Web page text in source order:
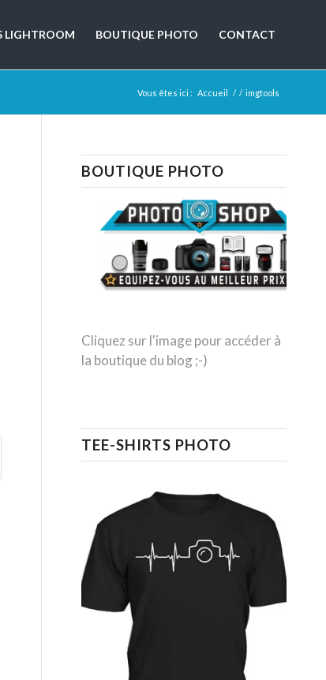
LIGHTROOM BOUTIQUE PHOTO CONTACT
Vous êtes ici : Accueil / / imgtools
BOUTIQUE PHOTO
Cliquez sur l'image pour accéder à
la boutique du blog ;-)
TEE-SHIRTS PHOTO